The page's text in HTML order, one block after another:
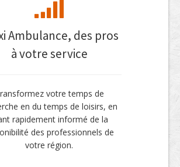
Ambulance, des pros
à votre service
votre temps de
en du temps de loisirs, en
rapidement informé de la
des professionnels de
votre région.